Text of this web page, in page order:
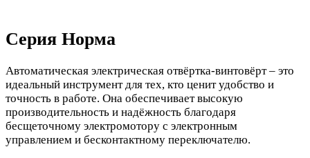
Серия Норма
Автоматическая электрическая отвёртка-винтовёрт – это
идеальный инструмент для тех, кто ценит удобство и
точность в работе. Она обеспечивает высокую
производительность и надёжность благодаря
бесщеточному электромотору с электронным
управлением и бесконтактному переключателю.